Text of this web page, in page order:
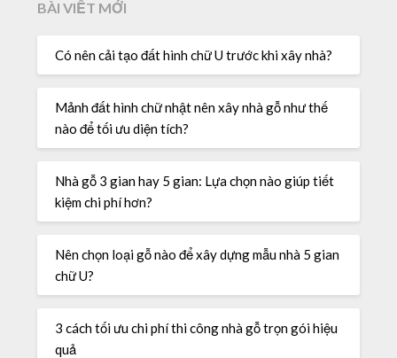
BÀI VIẾT MỚI
Có nên cải tạo đất hình chữ U trước khi xây nhà?
Mảnh đất hình chữ nhật nên xây nhà gỗ như thế
nào để tối ưu diện tích?
Nhà gỗ 3 gian hay 5 gian: Lựa chọn nào giúp tiết
kiệm chi phí hơn?
Nên chọn loại gỗ nào để xây dựng mẫu nhà 5 gian
chữ U?
3 cách tối ưu chi phí thi công nhà gỗ trọn gói hiệu
quả